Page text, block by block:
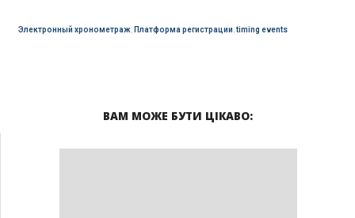
Электронный хронометраж, Платформа регистрации,timing events
ВАМ МОЖЕ БУТИ ЦІКАВО: